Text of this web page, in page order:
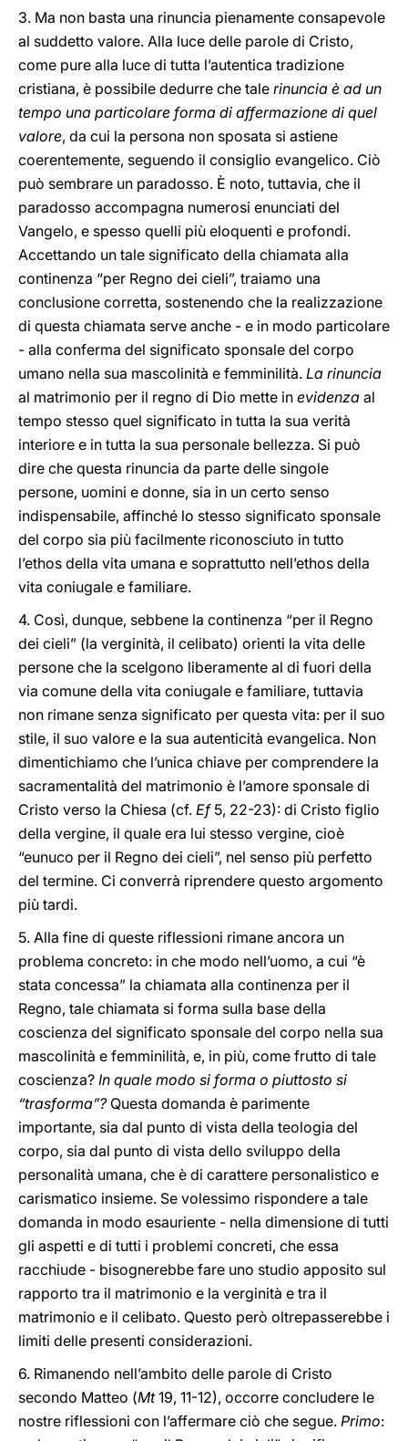
3. Ma non basta una rinuncia pienamente consapevole
al suddetto valore. Alla luce delle parole di Cristo,
come pure alla luce di tutta l’autentica tradizione
cristiana, è possibile dedurre che tale rinuncia è ad un
tempo una particolare forma di affermazione di quel
valore, da cui la persona non sposata si astiene
coerentemente, seguendo il consiglio evangelico. Ciò
può sembrare un paradosso. È noto, tuttavia, che il
paradosso accompagna numerosi enunciati del
Vangelo, e spesso quelli più eloquenti e profondi.
Accettando un tale significato della chiamata alla
continenza “per Regno dei cieli”, traiamo una
conclusione corretta, sostenendo che la realizzazione
di questa chiamata serve anche - e in modo particolare
- alla conferma del significato sponsale del corpo
umano nella sua mascolinità e femminilità. La rinuncia
al matrimonio per il regno di Dio mette in evidenza al
tempo stesso quel significato in tutta la sua verità
interiore e in tutta la sua personale bellezza. Si può
dire che questa rinuncia da parte delle singole
persone, uomini e donne, sia in un certo senso
indispensabile, affinché lo stesso significato sponsale
del corpo sia più facilmente riconosciuto in tutto
l’ethos della vita umana e soprattutto nell’ethos della
vita coniugale e familiare.
4. Così, dunque, sebbene la continenza “per il Regno
dei cieli” (la verginità, il celibato) orienti la vita delle
persone che la scelgono liberamente al di fuori della
via comune della vita coniugale e familiare, tuttavia
non rimane senza significato per questa vita: per il suo
stile, il suo valore e la sua autenticità evangelica. Non
dimentichiamo che l’unica chiave per comprendere la
sacramentalità del matrimonio è l’amore sponsale di
Cristo verso la Chiesa (cf. Ef5, 22-23): di Cristo figlio
della vergine, il quale era lui stesso vergine, cioè
“eunuco per il Regno dei cieli”, nel senso più perfetto
del termine. Ci converrà riprendere questo argomento
più tardi.
5. Alla fine di queste riflessioni rimane ancora un
problema concreto: in che modo nell’uomo, a cui “è
stata concessa” la chiamata alla continenza per il
Regno, tale chiamata si forma sulla base della
coscienza del significato sponsale del corpo nella sua
mascolinità e femminilità, e, in più, come frutto di tale
coscienza? In quale modo si forma o piuttosto si
“trasforma”?Questa domanda è parimente
importante, sia dal punto di vista della teologia del
corpo, sia dal punto di vista dello sviluppo della
personalità umana, che è di carattere personalistico e
carismatico insieme. Se volessimo rispondere a tale
domanda in modo esauriente - nella dimensione di tutti
gli aspetti e di tutti i problemi concreti, che essa
racchiude - bisognerebbe fare uno studio apposito sul
rapporto tra il matrimonio e la verginità e tra il
matrimonio e il celibato. Questo però oltrepasserebbe i
limiti delle presenti considerazioni.
6. Rimanendo nell’ambito delle parole di Cristo
secondo Matteo (Mt19, 11-12), occorre concludere le
nostre riflessioni con l’affermare ciò che segue. Primo: